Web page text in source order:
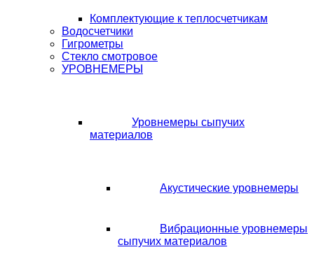
Комплектующие к теплосчетчикам
Водосчетчики
Гигрометры
Стекло смотровое
УРОВНЕМЕРЫ
Уровнемеры сыпучих
материалов
Акустические уровнемеры
Вибрационные уровнемеры
сыпучих материалов